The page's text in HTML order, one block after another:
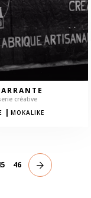
créative
| MOKALIKE
46